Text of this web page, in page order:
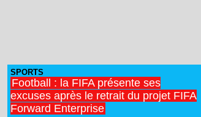
SPORTS
Football : la FIFA présente ses
excuses après le retrait du projet FIFA
Forward Enterprise